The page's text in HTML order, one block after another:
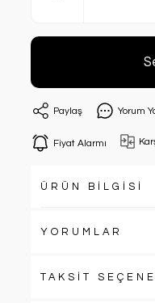
Paylaş Yorum
Fiyat Alarmı
ÜRÜN BİLGİSİ
YORUMLAR
TAKSİT